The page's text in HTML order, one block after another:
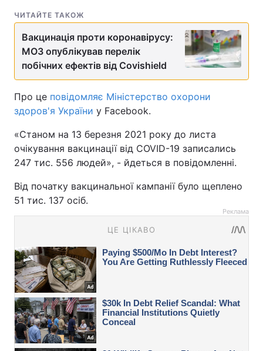
ЧИТАЙТЕ ТАКОЖ
Вакцинація проти коронавірусу:
МОЗ опублікував перелік
побічних ефектів від Covishield
Про це повідомляє Міністерство охорони
здоров'я України у Facebook.
«Станом на 13 березня 2021 року до листа
очікування вакцинації від COVID-19 записались
247 тис. 556 людей», - йдеться в повідомленні.
Від початку вакцинальної кампанії було щеплено
51 тис. 137 осіб.
Реклама